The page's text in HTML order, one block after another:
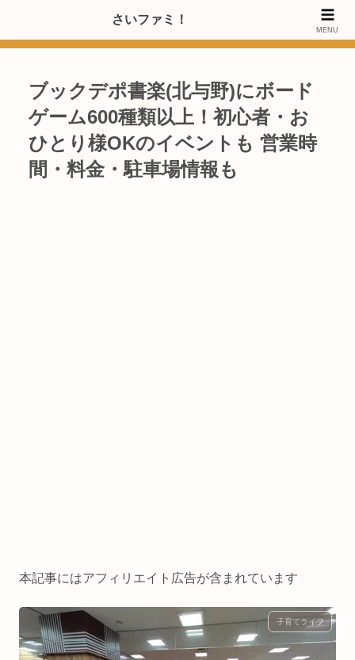
>>【PRのご協力内容更新しました】さいたま市のファミリー世代・20～
ブックデポ書楽(北与野)にボード
ゲーム600種類以上！初心者・お
ひとり様OKのイベントも 営業時
間・料金・駐車場情報も
本記事にはアフィリエイト広告が含まれています
子育てライフ
さいファミ！
MENU